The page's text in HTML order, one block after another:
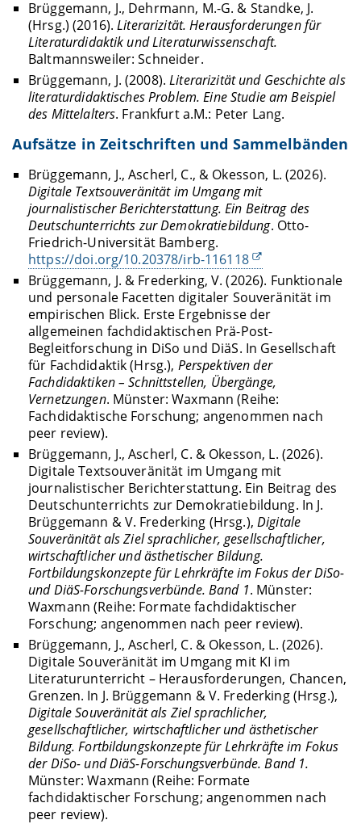
Brüggemann, J., Dehrmann, M.-G. & Standke, J.
(Hrsg.) (2016).Literarizität. Herausforderungen für
Literaturdidaktik und Literaturwissenschaft.
Baltmannsweiler: Schneider.
Brüggemann, J. (2008).Literarizität und Geschichte als
literaturdidaktisches Problem. Eine Studie am Beispiel
des Mittelalters. Frankfurt a.M.: Peter Lang.
Aufsätze in Zeitschriften und Sammelbänden
Brüggemann, J., Ascherl, C., & Okesson, L. (2026).
Digitale Textsouveränität im Umgang mit
journalistischer Berichterstattung. Ein Beitrag des
Deutschunterrichts zur Demokratiebildung. Otto-
Friedrich-Universität Bamberg.
https://doi.org/10.20378/irb-116118
Brüggemann, J. & Frederking, V. (2026). Funktionale
und personale Facetten digitaler Souveränität im
empirischen Blick. Erste Ergebnisse der
allgemeinen fachdidaktischen Prä-Post-
Begleitforschung in DiSo und DiäS. In Gesellschaft
für Fachdidaktik (Hrsg.), Perspektiven der
Fachdidaktiken – Schnittstellen, Übergänge,
Vernetzungen. Münster: Waxmann (Reihe:
Fachdidaktische Forschung; angenommen nach
peer review).
Brüggemann, J., Ascherl, C. & Okesson, L. (2026).
Digitale Textsouveränität im Umgang mit
journalistischer Berichterstattung. Ein Beitrag des
Deutschunterrichts zur Demokratiebildung. In J.
Brüggemann & V. Frederking (Hrsg.),Digitale
Souveränität als Ziel sprachlicher, gesellschaftlicher,
wirtschaftlicher und ästhetischer Bildung.
Fortbildungskonzepte für Lehrkräfte im Fokus der DiSo-
und DiäS-Forschungsverbünde. Band 1. Münster:
Waxmann (Reihe: Formate fachdidaktischer
Forschung; angenommen nach peer review).
Brüggemann, J., Ascherl, C. & Okesson, L. (2026).
Digitale Souveränität im Umgang mit KI im
Literaturunterricht – Herausforderungen, Chancen,
Grenzen. In J. Brüggemann & V. Frederking (Hrsg.),
Digitale Souveränität als Ziel sprachlicher,
gesellschaftlicher, wirtschaftlicher und ästhetischer
Bildung. Fortbildungskonzepte für Lehrkräfte im Fokus
der DiSo- und DiäS-Forschungsverbünde. Band 1.
Münster: Waxmann (Reihe: Formate
fachdidaktischer Forschung; angenommen nach
peer review).